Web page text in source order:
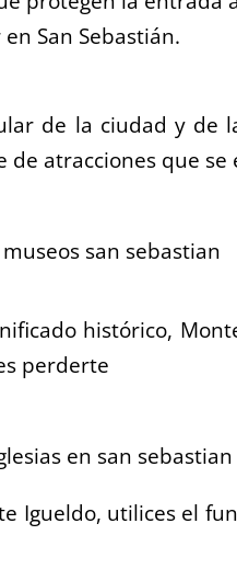
San Sebastián.
de la ciudad y de
de atracciones que
histórico,
perderte
Igueldo, utilices el